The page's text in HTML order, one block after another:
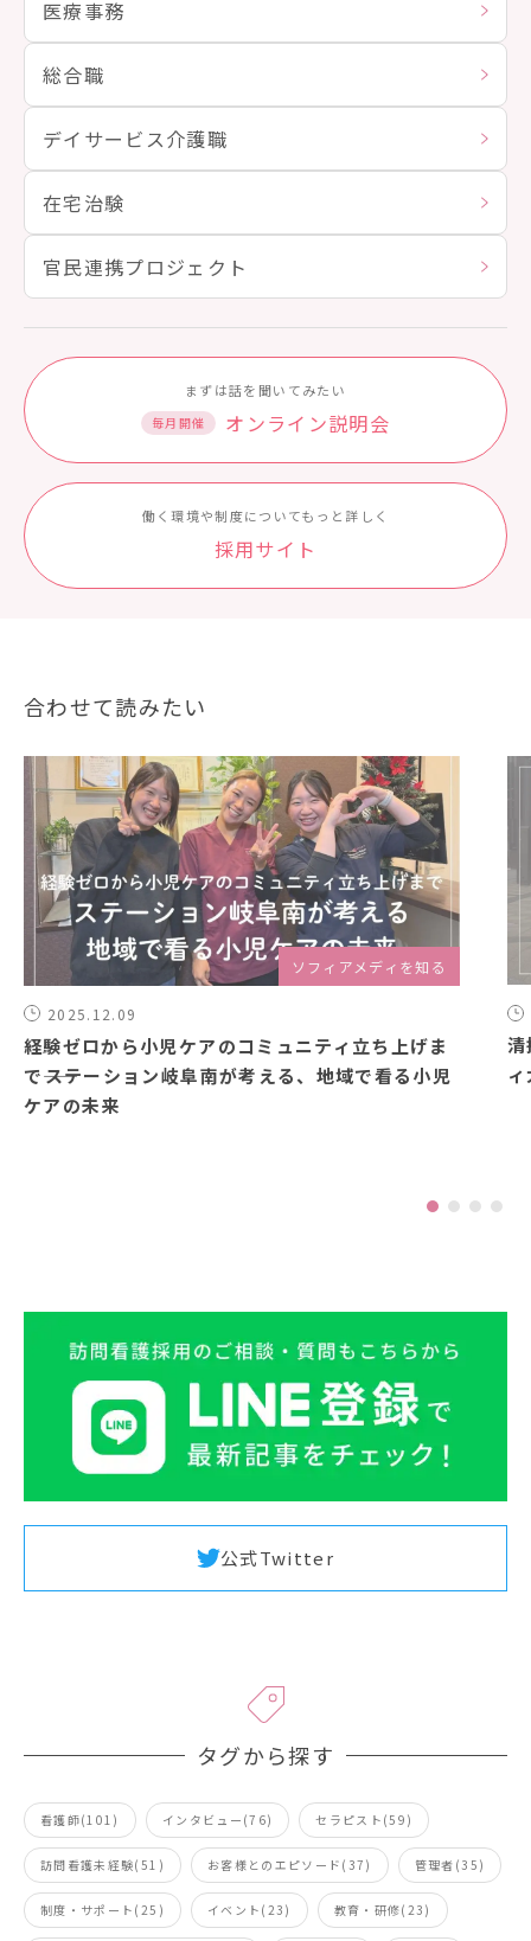
医療事務
総合職
デイサービス介護職
在宅治験
官民連携プロジェクト
まずは話を聞いてみたい
毎月開催 オンライン説明会
働く環境や制度についてもっと詳しく
採⽤サイト
合わせて読みたい
ソフィアメディを知る
2025.12.09
経験ゼロから小児ケアのコミュニティ立ち上げま
で――ステーション岐阜南が考える、地域で看る小児
ケアの未来
清
公式Twitter
タグから探す
看護師(101) インタビュー(76) セラピスト(59)
訪問看護未経験(51) お客様とのエピソード(37) 管理者(35)
制度・サポート(25) イベント(23) 教育・研修(23)